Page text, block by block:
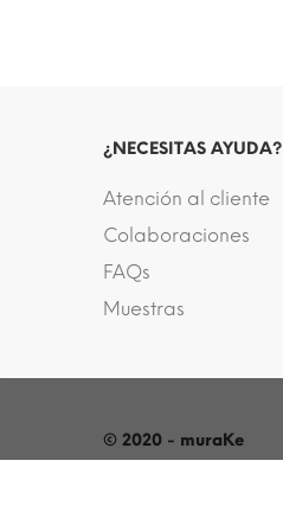
¿NECESITAS AYUDA?
Atención al cliente
Colaboraciones
FAQs
Muestras
© 2020 - muraKe